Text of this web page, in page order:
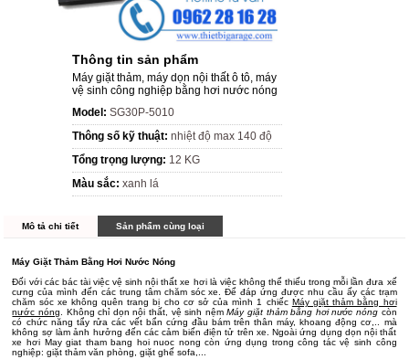
Thông tin sản phẩm
Máy giặt thảm, máy dọn nội thất ô tô, máy
vệ sinh công nghiệp bằng hơi nước nóng
Model:SG30P-5010
Thông số kỹ thuật:nhiệt độ max 140 độ
Tổng trọng lượng: 12 KG
Màu sắc:xanh lá
Mô tả chi tiết Sản phẩm cùng loại
Máy Giặt Thảm Bằng Hơi Nước Nóng
Đối với các bác tài việc vệ sinh nội thất xe hơi là việc không thể thiếu trong mỗi lần đưa xế
cưng của mình đến các trung tâm chăm sóc xe. Để đáp ứng được nhu cầu ấy các trạm
chăm sóc xe không quên trang bị cho cơ sở của mình 1 chiếc Máy giặt thảm bằng hơi
nước nóng. Không chỉ dọn nội thất, vệ sinh nệmMáy giặt thảm bằng hơi nước nóngcòn
có chức năng tẩy rửa các vết bẩn cứng đầu bám trên thân máy, khoang động cơ,.. mà
không sợ làm ảnh hưởng đến các cảm biến điện tử trên xe. Ngoài ứng dụng dọn nội thất
xe hơi May giat tham bang hoi nuoc nong còn ứng dụng trong công tác vệ sinh công
nghiệp: giặt thảm văn phòng, giặt ghế sofa,...